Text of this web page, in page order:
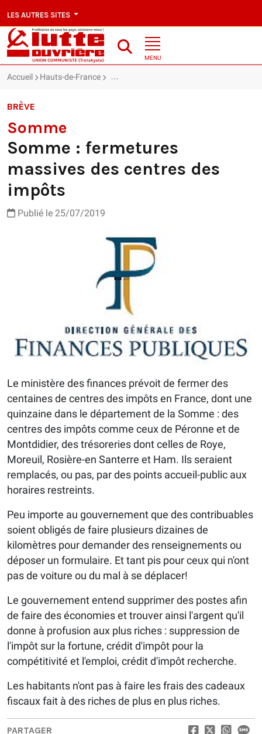
LES AUTRES SITES
MENU
Accueil Hauts-de-France Somme : Somme : fermetures massives
BRÈVE
Somme
Somme : fermetures
massives des centres des
impôts
Publié le 25/07/2019
Le ministère des finances prévoit de fermer des
centaines de centres des impôts en France, dont une
quinzaine dans le département de la Somme : des
centres des impôts comme ceux de Péronne et de
Montdidier, des trésoreries dont celles de Roye,
Moreuil, Rosière-en Santerre et Ham. Ils seraient
remplacés, ou pas, par des points accueil-public aux
horaires restreints.
Peu importe au gouvernement que des contribuables
soient obligés de faire plusieurs dizaines de
kilomètres pour demander des renseignements ou
déposer un formulaire. Et tant pis pour ceux qui n'ont
pas de voiture ou du mal à se déplacer!
Le gouvernement entend supprimer des postes afin
de faire des économies et trouver ainsi l'argent qu'il
donne à profusion aux plus riches : suppression de
l'impôt sur la fortune, crédit d'impôt pour la
compétitivité et l'emploi, crédit d'impôt recherche.
Les habitants n'ont pas à faire les frais des cadeaux
fiscaux fait à des riches de plus en plus riches.
PARTAGER